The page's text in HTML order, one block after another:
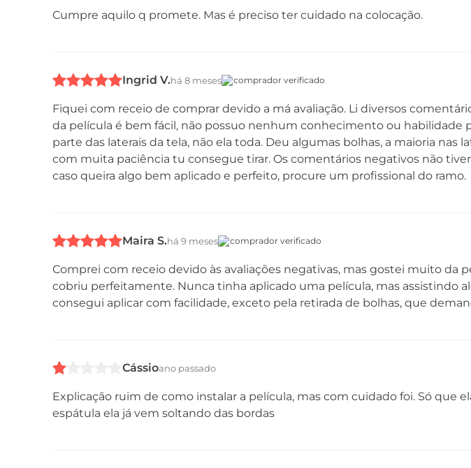
Cumpre aquilo q promete. Mas é preciso ter cuidado na colocação.
Ingrid V.há 8 meses comprador verificado
Fiquei com receio de comprar devido a má avaliação. Li diversos
da película é bem fácil, não possuo nenhum conhecimento ou habilidade
parte das laterais da tela, não ela toda. Deu algumas bolhas, a maioria nas
com muita paciência tu consegue tirar. Os comentários negativos não
caso queira algo bem aplicado e perfeito, procure um profissional do ramo.
Maira S.há 9 meses comprador verificado
Comprei com receio devido às avaliações negativas, mas gostei muito da
cobriu perfeitamente. Nunca tinha aplicado uma película, mas assistindo
consegui aplicar com facilidade, exceto pela retirada de bolhas, que
Cássioano passado
Explicação ruim de como instalar a película, mas com cuidado foi. Só que
espátula ela já vem soltando das bordas